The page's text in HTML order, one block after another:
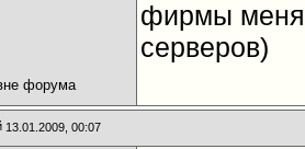
фирмы
серверов)
13.01.2009, 00:07